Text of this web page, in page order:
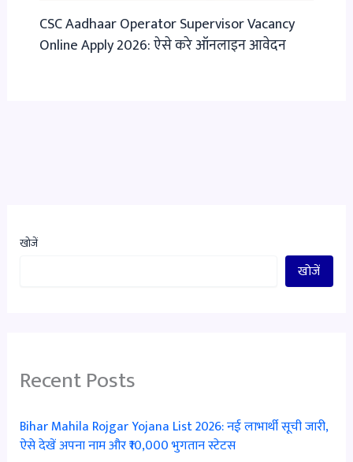
CSC Aadhaar Operator Supervisor Vacancy
Online Apply 2026: ऐसे करे ऑनलाइन आवेदन
खोजें
खोजें
Recent Posts
Bihar Mahila Rojgar Yojana List 2026: नई लाभार्थी सूची जारी,
ऐसे देखें अपना नाम और ₹10,000 भुगतान स्टेटस